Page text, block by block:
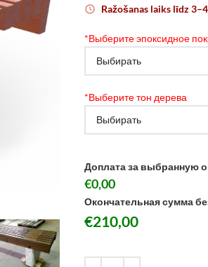
Ražošanas laiks līdz
*Выберите эпоксидное
*Выберите тон дерева
Доплата за выбранную
€0,00
Окончательная сумма
€210,00